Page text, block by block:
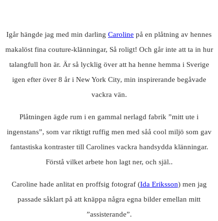
Igår hängde jag med min darling Caroline på en plåtning av hennes
makalöst fina couture-klänningar, Så roligt! Och går inte att ta in hur
talangfull hon är. Är så lycklig över att ha henne hemma i Sverige
igen efter över 8 år i New York City, min inspirerande begåvade
vackra vän.
Plåtningen ägde rum i en gammal nerlagd fabrik ”mitt ute i
ingenstans”, som var riktigt ruffig men med såå cool miljö som gav
fantastiska kontraster till Carolines vackra handsydda klänningar.
Förstå vilket arbete hon lagt ner, och själ..
Caroline hade anlitat en proffsig fotograf (Ida Eriksson) men jag
passade såklart på att knäppa några egna bilder emellan mitt
”assisterande”.